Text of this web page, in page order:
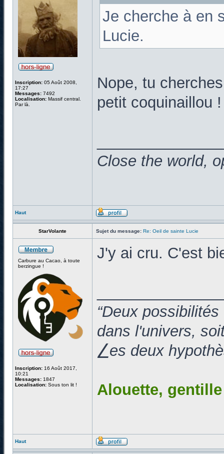
Inscription: 05 Août 2008,
17:27
Messages: 7492
Localisation: Massif central.
Par là.
Je cherche à en
Lucie.
Nope, tu
petit coquinaillou
Close the world,
Haut
StarVolante Sujet du message: Re: Oeil de sainte Lucie
Carbure au Cacao, à toute
berzingue !
Inscription: 16 Août 2017,
10:21
Messages: 1847
Localisation: Sous ton lit !
J'y ai cru. C'est
“Deux
dans l'univers,
⎳es deux
Alouette,
Haut